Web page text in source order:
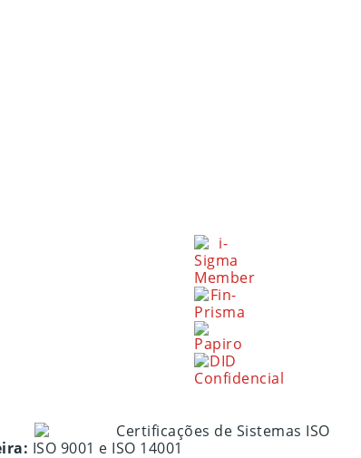
ISO 9001 e ISO 14001